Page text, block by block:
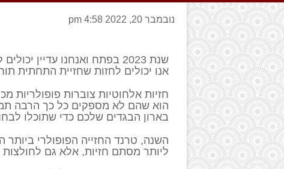
נובמבר 20, 2022 4:58 pm
שנת 2023 בפתח ואנחנו
אנו יכולים לחזות שחזיית התחתית
חזיות אלחוטיות צוברות פופולריות
הוא שהם לא מספקים כל כך הרבה
בארון הבגדים שלכם כדי שתוכלו
השנה, טרנד החזייה הפופולרי
ליותר מסתם חזיות, אלא גם לחולצות